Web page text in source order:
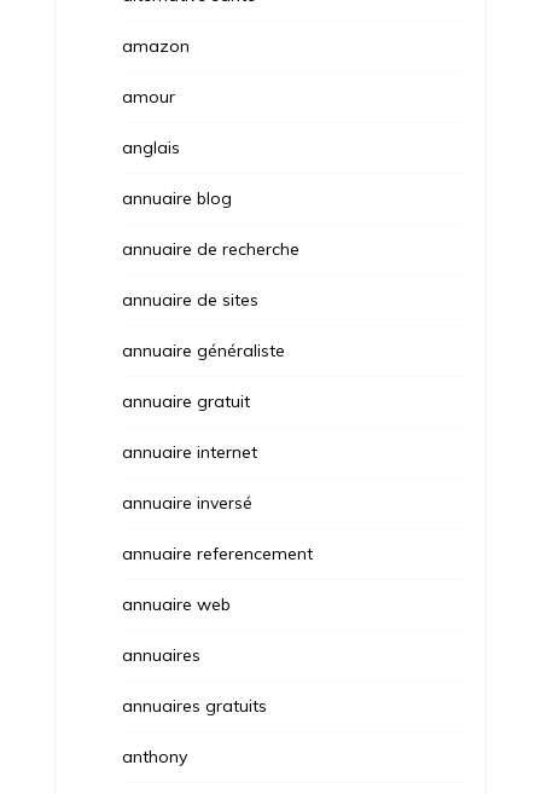
amazon
amour
anglais
annuaire blog
annuaire de recherche
annuaire de sites
annuaire généraliste
annuaire gratuit
annuaire internet
annuaire inversé
annuaire referencement
annuaire web
annuaires
annuaires gratuits
anthony